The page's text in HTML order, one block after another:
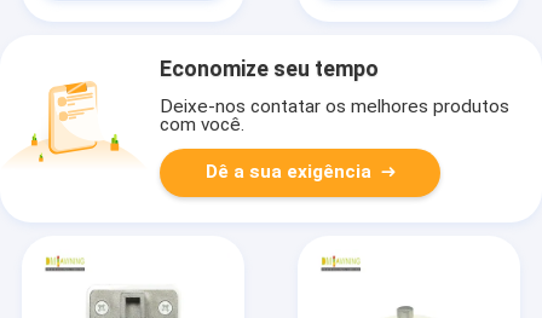
Economize seu tempo
Deixe-nos contatar os melhores produtos
com você.
Dê a sua exigência